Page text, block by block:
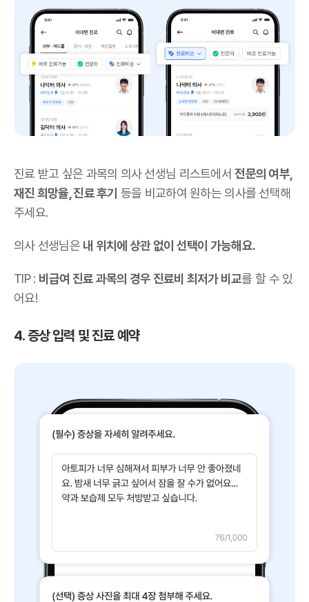
진료 받고 싶은 과목의 의사 선생님 리스트에서전문의 여부,
재진 희망율, 진료 후기 등을 비교하여 원하는 의사를 선택해
주세요.
의사 선생님은 내 위치에 상관 없이 선택이 가능해요.
TIP : 비급여 진료 과목의 경우 진료비 최저가 비교를 할 수 있
어요!
4. 증상 입력 및 진료 예약